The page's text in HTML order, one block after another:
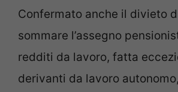
Confermato anche il divieto
sommare l’assegno
redditi da lavoro, fatta
derivanti da lavoro